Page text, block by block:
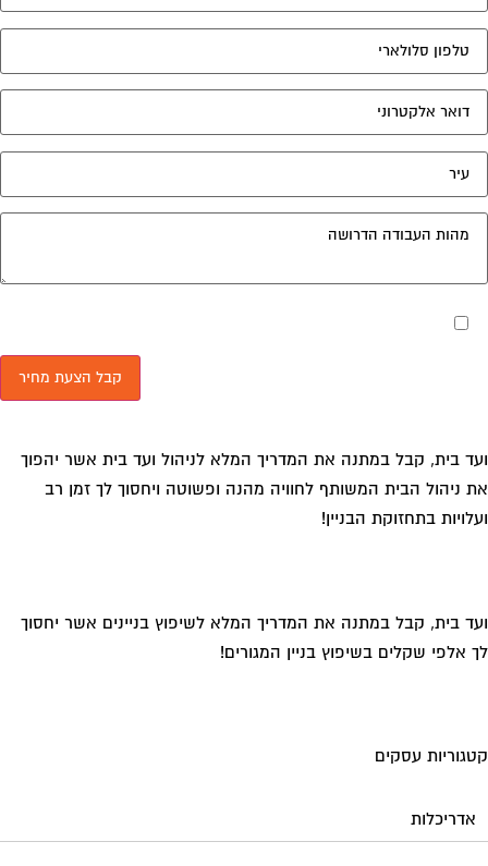
מאשר את תנאי הפרטיות
בית, קבל במתנה את המדריך המלא לניהול ועד בית אשר יהפוך
ניהול הבית המשותף לחוויה מהנה ופשוטה ויחסוך לך זמן רב
בתחזוקת הבניין!
בית, קבל במתנה את המדריך המלא לשיפוץ בניינים אשר יחסוך
אלפי שקלים בשיפוץ בניין המגורים!
עסקים
אדריכלות